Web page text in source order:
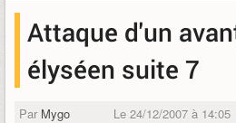
Attaque d'un
élyséen suite 7
Par Mygo Le 24/12/2007 à 14:05